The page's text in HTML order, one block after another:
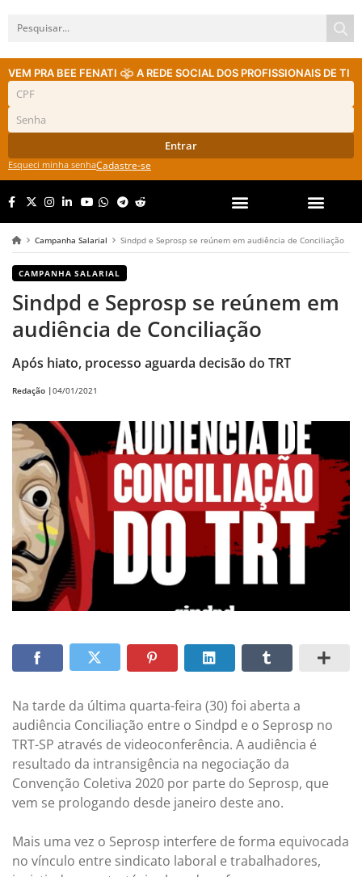
VEM PRA BEE FENATI A REDE SOCIAL DOS PROFISSIONAIS DE TI
Entrar
Esqueci minha senhaCadastre-se
Campanha Salarial Sindpd e Seprosp se reúnem em audiência de Conciliação
CAMPANHA SALARIAL
Sindpd e Seprosp se reúnem em
audiência de Conciliação
Após hiato, processo aguarda decisão do TRT
Redação |04/01/2021
Na tarde da última quarta-feira (30) foi aberta a
audiência Conciliação entre o Sindpd e o Seprosp no
TRT-SP através de videoconferência. A audiência é
resultado da intransigência na negociação da
Convenção Coletiva 2020 por parte do Seprosp, que
vem se prologando desde janeiro deste ano.
Mais uma vez o Seprosp interfere de forma equivocada
no vínculo entre sindicato laboral e trabalhadores,